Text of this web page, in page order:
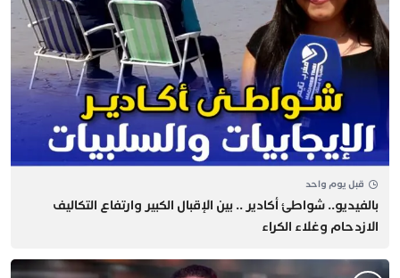
قبل يوم واحد
بالفيديو.. شواطئ أكادير .. بين الإقبال الكبير وارتفاع التكاليف
الازدحام وغلاء الكراء